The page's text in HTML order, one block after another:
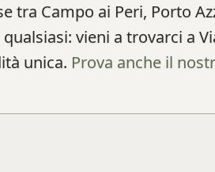
tra Campo ai Peri, Porto
vieni a trovarci a
unica. Prova anche il